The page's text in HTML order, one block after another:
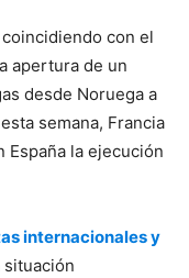
con el
apertura de un
desde Noruega a
semana, Francia
la ejecución
internacionales y
situación